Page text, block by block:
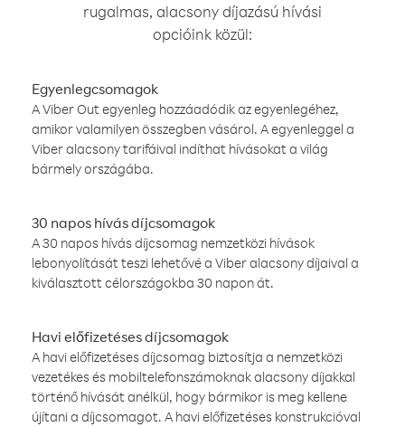
rugalmas, alacsony díjazású hívási
opcióink közül:
Egyenlegcsomagok
A Viber Out egyenleg hozzáadódik az egyenlegéhez,
amikor valamilyen összegben vásárol. A egyenleggel a
Viber alacsony tarifáival indíthat hívásokat a világ
bármely országába.
30 napos hívás díjcsomagok
A 30 napos hívás díjcsomag nemzetközi hívások
lebonyolítását teszi lehetővé a Viber alacsony díjaival a
kiválasztott célországokba 30 napon át.
Havi előfizetéses díjcsomagok
A havi előfizetéses díjcsomag biztosítja a nemzetközi
vezetékes és mobiltelefonszámoknak alacsony díjakkal
történő hívását anélkül, hogy bármikor is meg kellene
újítani a díjcsomagot. A havi előfizetéses konstrukcióval